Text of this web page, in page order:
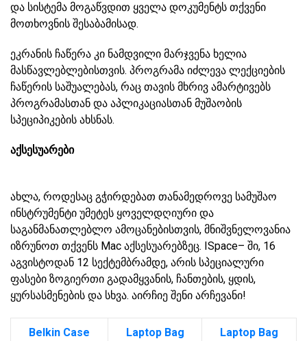
და სისტემა მოგაწვდით ყველა დოკუმენტს თქვენი
მოთხოვნის შესაბამისად.
ეკრანის ჩაწერა კი ნამდვილი მარჯვენა ხელია
მასწავლებლებისთვის. პროგრამა იძლევა ლექციების
ჩაწერის საშუალებას, რაც თავის მხრივ ამარტივებს
პროგრამასთან და აპლიკაციასთან მუშაობის
სპეციპიკების ახსნას.
აქსესუარები
ახლა, როდესაც გჭირდებათ თანამედროვე სამუშაო
ინსტრუმენტი უმეტეს ყოველდღიური და
საგანმანათლებლო ამოცანებისთვის, მნიშვნელოვანია
იზრუნოთ თქვენს Mac აქსესუარებზეც. ISpace– ში, 16
აგვისტოდან 12 სექტემბრამდე, არის სპეციალური
ფასები ზოგიერთი გადამყვანის, ჩანთების, ყდის,
ყურსასმენების და სხვა. აირჩიე შენი არჩევანი!
Belkin Case Laptop Bag Laptop Bag